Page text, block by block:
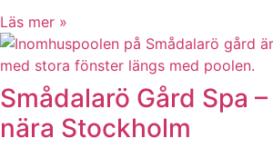
Läs mer »
Smådalarö Gård Spa
nära Stockholm